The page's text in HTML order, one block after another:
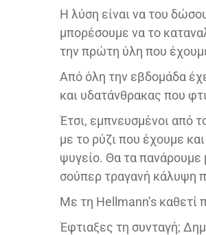
Η λύση είναι να του
μπορέσουμε να το
την πρώτη ύλη που
Από όλη την εβδομάδα
και υδατάνθρακας που
Έτσι, εμπνευσμένοι από
με το ρύζι που έχουμε
ψυγείο. Θα τα πανάρουμε
σούπερ τραγανή κάλυψη
Με τη Hellmann’s καθετί
Έφτιαξες τη συνταγή;